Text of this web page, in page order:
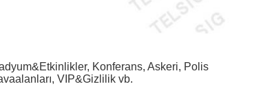
Konferans, Askeri, Polis
VIP&Gizlilik vb.